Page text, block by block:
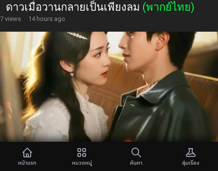
ดาวเมื่อวานกลายเป็นเพียงลม (พากย์ไทย)
7 views · 14 hours ago
ภรรยานำโชคกับคุณชายอ่านใจ (พากย์ไทย)
หน้าแรก หมวดหมู่ ค้นหา สุ่มเรื่อง